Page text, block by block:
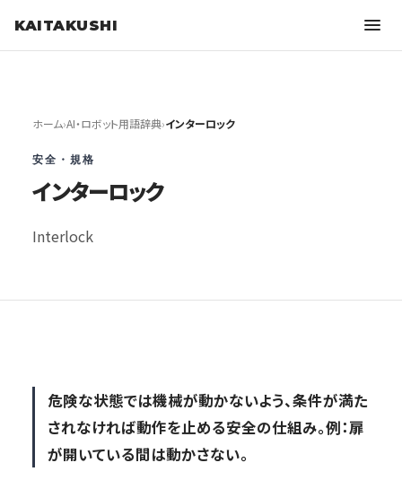
KAITAKUSHI
ホーム›AI・ロボット用語辞典›インターロック
安全・規格
インターロック
Interlock
危険な状態では機械が動かないよう、条件が満た
されなければ動作を止める安全の仕組み。例：扉
が開いている間は動かさない。